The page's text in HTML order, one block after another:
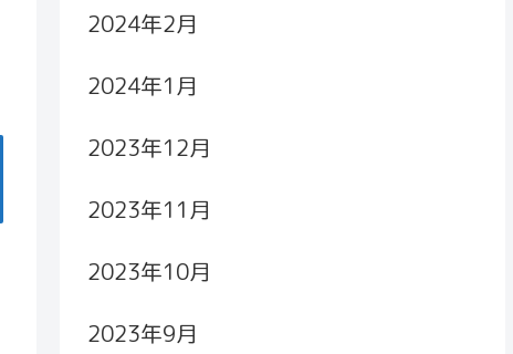
2024年2月
2024年1月
2023年12月
2023年11月
2023年10月
2023年9月